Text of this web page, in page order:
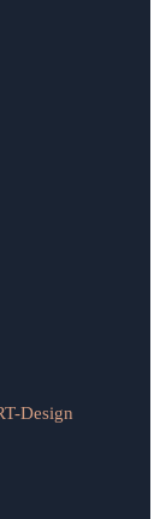
Design